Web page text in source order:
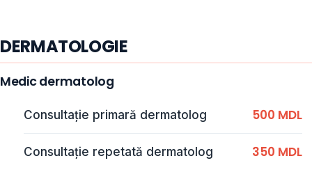
DERMATOLOGIE
Medic dermatolog
Consultație primară dermatolog 500 MDL
Consultație repetată dermatolog 350 MDL